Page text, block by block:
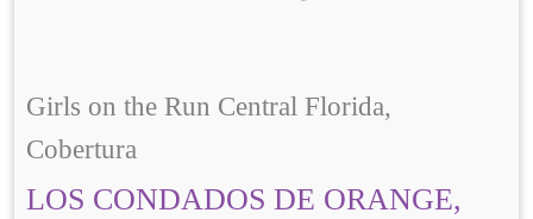
Girls on the Run Central Florida,
Cobertura
LOS CONDADOS DE ORANGE,